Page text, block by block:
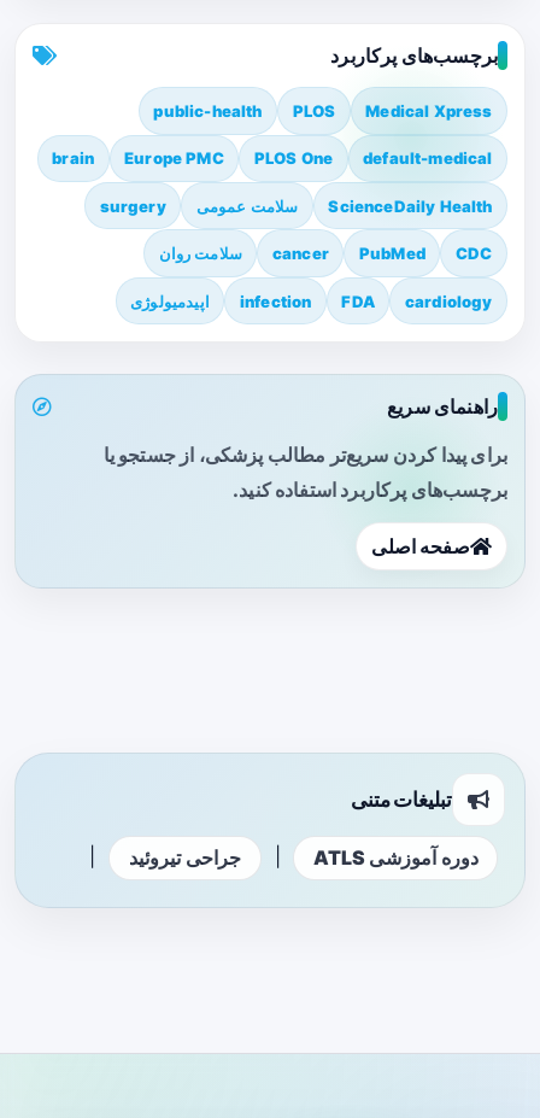
برچسب‌های پرکاربرد
Medical Xpress
PLOS
public-health
default-medical
PLOS One
Europe PMC
brain
ScienceDaily Health سلامت عمومی surgery
CDC
PubMed
cancer سلامت روان
cardiology
FDA
infection اپیدمیولوژی
راهنمای سریع
برای پیدا کردن سریع‌تر مطالب پزشکی، از جستجو یا
برچسب‌های پرکاربرد استفاده کنید.
صفحه اصلی
تبلیغات متنی
دوره آموزشی ATLS جراحی تیروئید